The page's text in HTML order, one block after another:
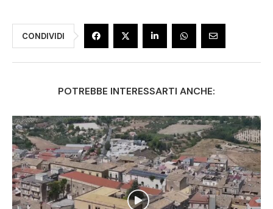
CONDIVIDI
POTREBBE INTERESSARTI ANCHE: